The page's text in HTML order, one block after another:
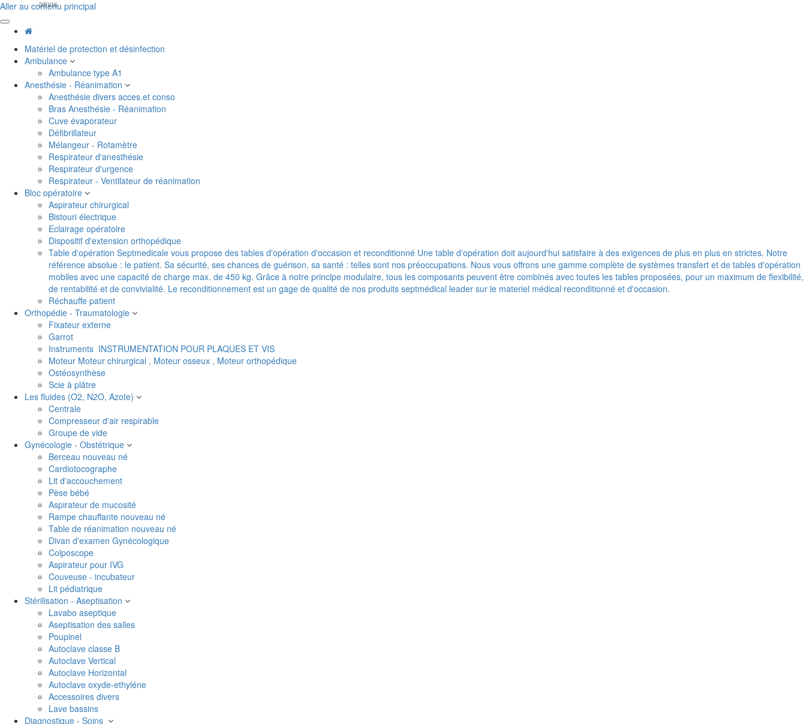
Aller au contenu principal
Matériel de protection et désinfection
Ambulance
Ambulance type A1
Anesthésie - Réanimation
Anesthésie divers acces.et conso
Bras Anesthésie - Réanimation
Cuve évaporateur
Défibrillateur
Mélangeur - Rotamètre
Respirateur d'anesthésie
Respirateur d'urgence
Respirateur - Ventilateur de réanimation
Bloc opératoire
Aspirateur chirurgical
Bistouri électrique
Eclairage opératoire
Dispositif d'extension orthopédique
Table d'opération Septmedicale vous propose des tables d'opération d'occasion et reconditionné Une table d'opération doit aujourd'hui satisfaire à des exigences de plus en plus en strictes. Notre
référence absolue : le patient. Sa sécurité, ses chances de guérison, sa santé : telles sont nos préoccupations. Nous vous offrons une gamme complète de systèmes transfert et de tables d'opération
mobiles avec une capacité de charge max. de 450 kg. Grâce à notre principe modulaire, tous les composants peuvent être combinés avec toutes les tables proposées, pour un maximum de flexibilité,
de rentabilité et de convivialité. Le reconditionnement est un gage de qualité de nos produits septmédical leader sur le materiel médical reconditionné et d'occasion.
Réchauffe patient
Orthopédie - Traumatologie
Fixateur externe
Garrot
Instruments INSTRUMENTATION POUR PLAQUES ET VIS
Moteur Moteur chirurgical , Moteur osseux , Moteur orthopédique
Ostéosynthèse
Scie à plâtre
Les fluides (O2, N2O, Azote)
Centrale
Compresseur d'air respirable
Groupe de vide
Gynécologie - Obstétrique
Berceau nouveau né
Cardiotocographe
Lit d'accouchement
Pèse bébé
Aspirateur de mucosité
Rampe chauffante nouveau né
Table de réanimation nouveau né
Divan d'examen Gynécologique
Colposcope
Aspirateur pour IVG
Couveuse - incubateur
Lit pédiatrique
Stérilisation - Aseptisation
Lavabo aseptique
Aseptisation des salles
Poupinel
Autoclave classe B
Autoclave Vertical
Autoclave Horizontal
Autoclave oxyde-ethyléne
Accessoires divers
Lave bassins
Diagnostique - Soins
DEVIS